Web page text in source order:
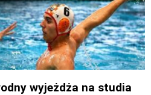
wyjeżdża na studia